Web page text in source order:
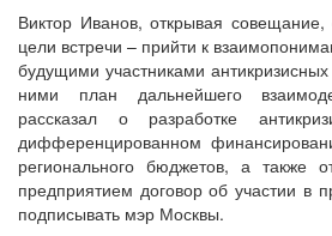
Виктор Иванов, открывая
цели встречи – прийти к
будущими участниками
ними план дальнейшего
рассказал о разработке
дифференцированном
регионального бюджетов, а также
предприятием договор об участии в
подписывать мэр Москвы.